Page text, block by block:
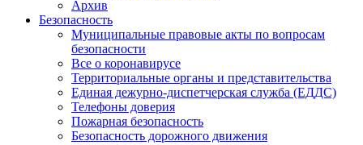
Архив
Безопасность
Муниципальные правовые акты по вопросам
безопасности
Все о коронавирусе
Территориальные органы и представительства
Единая дежурно-диспетчерская служба (ЕДДС)
Телефоны доверия
Пожарная безопасность
Безопасность дорожного движения